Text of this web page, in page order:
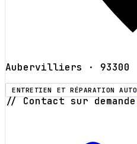
Aubervilliers · 93300
ENTRETIEN ET RÉPARATION AUTO
// Contact sur demande